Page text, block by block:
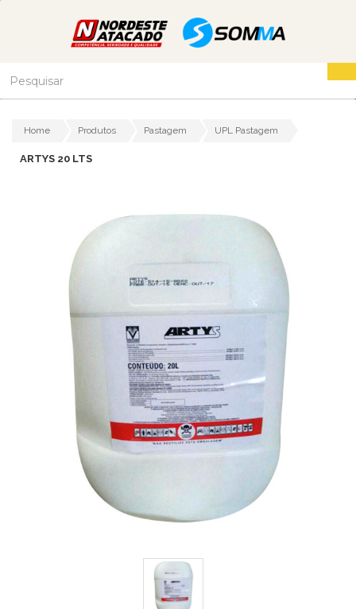
Home Produtos Pastagem UPL Pastagem
ARTYS 20 LTS